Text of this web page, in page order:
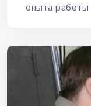
опыта работы